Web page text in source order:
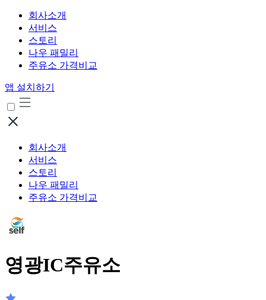
회사소개
서비스
스토리
나우 패밀리
주유소 가격비교
앱 설치하기
회사소개
서비스
스토리
나우 패밀리
주유소 가격비교
영광IC주유소